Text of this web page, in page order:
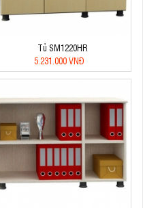
Tủ SM1220HR
5.231.000 VNĐ